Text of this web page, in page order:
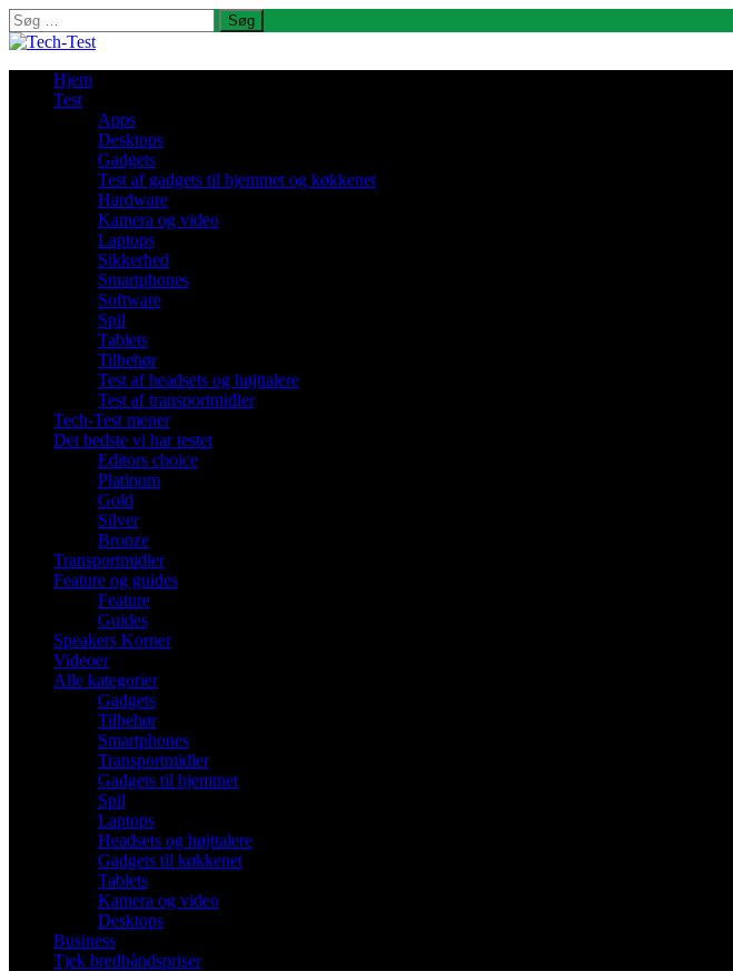
Søg
efter:
Hjem
Test
Apps
Desktops
Gadgets
Test af gadgets til hjemmet og køkkenet
Hardware
Kamera og video
Laptops
Sikkerhed
Smartphones
Software
Spil
Tablets
Tilbehør
Test af headsets og højttalere
Test af transportmidler
Tech-Test mener
Det bedste vi har testet
Editors choice
Platinum
Gold
Silver
Bronze
Transportmidler
Feature og guides
Feature
Guides
Speakers Korner
Videoer
Alle kategorier
Gadgets
Tilbehør
Smartphones
Transportmidler
Gadgets til hjemmet
Spil
Laptops
Headsets og højttalere
Gadgets til køkkenet
Tablets
Kamera og video
Desktops
Business
Tjek bredbåndspriser